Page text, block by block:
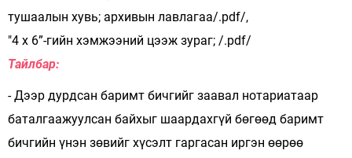
тушаалын хувь; архивын лавлагаа/.pdf/,
"4 х 6”-гийн хэмжээний цээж зураг; /.pdf/
Тайлбар:
- Дээр дурдсан баримт бичгийг заавал нотариатаар
баталгаажуулсан байхыг шаардахгүй бөгөөд баримт
бичгийн үнэн зөвийг хүсэлт гаргасан иргэн өөрөө